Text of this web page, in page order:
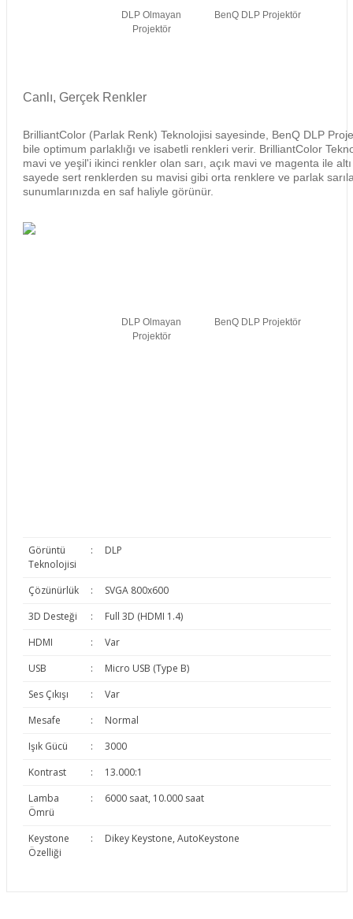
DLP Olmayan
Projektör
BenQ DLP Projektör
Canlı, Gerçek Renkler
BrilliantColor (Parlak Renk) Teknolojisi sayesinde, BenQ DLP
bile optimum parlaklığı ve isabetli renkleri verir. BrilliantColor
mavi ve yeşil'i ikinci renkler olan sarı, açık mavi ve magenta ile
sayede sert renklerden su mavisi gibi orta renklere ve parlak
sunumlarınızda en saf haliyle görünür.
DLP Olmayan
Projektör
BenQ DLP Projektör
Görüntü
Teknolojisi
: DLP
Çözünürlük :
SVGA 800x600
3D Desteği
:
Full 3D (HDMI 1.4)
HDMI
:
Var
USB
:
Micro USB (Type B)
Ses Çıkışı
:
Var
Mesafe
:
Normal
Işık Gücü
:
3000
Kontrast
:
13.000:1
Lamba
Ömrü
: 6000 saat, 10.000 saat
Keystone
Özelliği
: Dikey Keystone, AutoKeystone